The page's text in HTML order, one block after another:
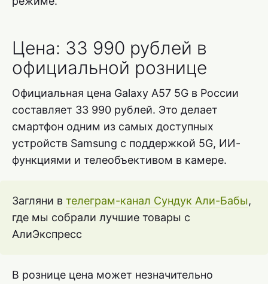
Цена: 33 990 рублей в
официальной рознице
Официальная цена Galaxy A57 5G в России
составляет 33 990 рублей. Это делает
смартфон одним из самых доступных
устройств Samsung с поддержкой 5G, ИИ-
функциями и телеобъективом в камере.
Загляни в телеграм-канал Сундук Али-Бабы,
где мы собрали лучшие товары с
АлиЭкспресс
В рознице цена может незначительно